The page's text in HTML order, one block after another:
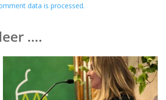
data is processed.
….